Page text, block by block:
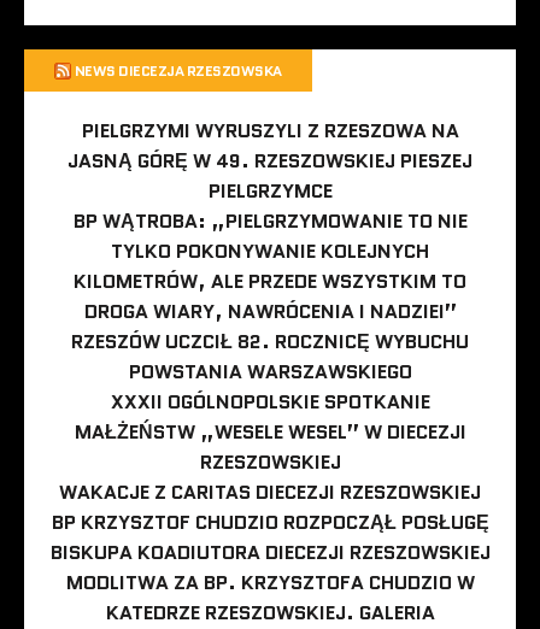
NEWS DIECEZJA RZESZOWSKA
PIELGRZYMI WYRUSZYLI Z RZESZOWA NA
JASNĄ GÓRĘ W 49. RZESZOWSKIEJ PIESZEJ
PIELGRZYMCE
BP WĄTROBA: „PIELGRZYMOWANIE TO NIE
TYLKO POKONYWANIE KOLEJNYCH
KILOMETRÓW, ALE PRZEDE WSZYSTKIM TO
DROGA WIARY, NAWRÓCENIA I NADZIEI”
RZESZÓW UCZCIŁ 82. ROCZNICĘ WYBUCHU
POWSTANIA WARSZAWSKIEGO
XXXII OGÓLNOPOLSKIE SPOTKANIE
MAŁŻEŃSTW „WESELE WESEL” W DIECEZJI
RZESZOWSKIEJ
WAKACJE Z CARITAS DIECEZJI RZESZOWSKIEJ
BP KRZYSZTOF CHUDZIO ROZPOCZĄŁ POSŁUGĘ
BISKUPA KOADIUTORA DIECEZJI RZESZOWSKIEJ
MODLITWA ZA BP. KRZYSZTOFA CHUDZIO W
KATEDRZE RZESZOWSKIEJ. GALERIA